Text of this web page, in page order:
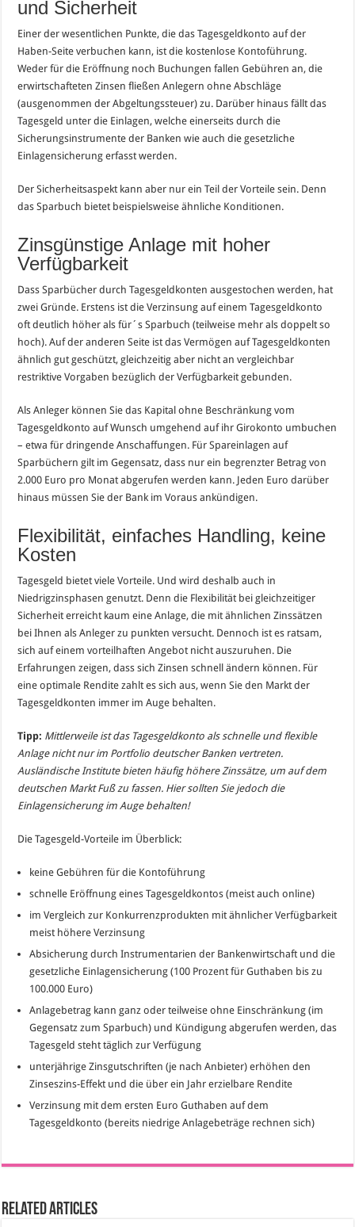
und Sicherheit
Einer der wesentlichen Punkte, die das Tagesgeldkonto auf der
Haben-Seite verbuchen kann, ist die kostenlose Kontoführung.
Weder für die Eröffnung noch Buchungen fallen Gebühren an, die
erwirtschafteten Zinsen fließen Anlegern ohne Abschläge
(ausgenommen der Abgeltungssteuer) zu. Darüber hinaus fällt das
Tagesgeld unter die Einlagen, welche einerseits durch die
Sicherungsinstrumente der Banken wie auch die gesetzliche
Einlagensicherung erfasst werden.
Der Sicherheitsaspekt kann aber nur ein Teil der Vorteile sein. Denn
das Sparbuch bietet beispielsweise ähnliche Konditionen.
Zinsgünstige Anlage mit hoher
Verfügbarkeit
Dass Sparbücher durch Tagesgeldkonten ausgestochen werden, hat
zwei Gründe. Erstens ist die Verzinsung auf einem Tagesgeldkonto
oft deutlich höher als für´s Sparbuch (teilweise mehr als doppelt so
hoch). Auf der anderen Seite ist das Vermögen auf Tagesgeldkonten
ähnlich gut geschützt, gleichzeitig aber nicht an vergleichbar
restriktive Vorgaben bezüglich der Verfügbarkeit gebunden.
Als Anleger können Sie das Kapital ohne Beschränkung vom
Tagesgeldkonto auf Wunsch umgehend auf ihr Girokonto umbuchen
– etwa für dringende Anschaffungen. Für Spareinlagen auf
Sparbüchern gilt im Gegensatz, dass nur ein begrenzter Betrag von
2.000 Euro pro Monat abgerufen werden kann. Jeden Euro darüber
hinaus müssen Sie der Bank im Voraus ankündigen.
Flexibilität, einfaches Handling, keine
Kosten
Tagesgeld bietet viele Vorteile. Und wird deshalb auch in
Niedrigzinsphasen genutzt. Denn die Flexibilität bei gleichzeitiger
Sicherheit erreicht kaum eine Anlage, die mit ähnlichen Zinssätzen
bei Ihnen als Anleger zu punkten versucht. Dennoch ist es ratsam,
sich auf einem vorteilhaften Angebot nicht auszuruhen. Die
Erfahrungen zeigen, dass sich Zinsen schnell ändern können. Für
eine optimale Rendite zahlt es sich aus, wenn Sie den Markt der
Tagesgeldkonten immer im Auge behalten.
Tipp: Mittlerweile ist das Tagesgeldkonto als schnelle und flexible
Anlage nicht nur im Portfolio deutscher Banken vertreten.
Ausländische Institute bieten häufig höhere Zinssätze, um auf dem
deutschen Markt Fuß zu fassen. Hier sollten Sie jedoch die
Einlagensicherung im Auge behalten!
Die Tagesgeld-Vorteile im Überblick:
keine Gebühren für die Kontoführung
schnelle Eröffnung eines Tagesgeldkontos (meist auch online)
im Vergleich zur Konkurrenzprodukten mit ähnlicher Verfügbarkeit
meist höhere Verzinsung
Absicherung durch Instrumentarien der Bankenwirtschaft und die
gesetzliche Einlagensicherung (100 Prozent für Guthaben bis zu
100.000 Euro)
Anlagebetrag kann ganz oder teilweise ohne Einschränkung (im
Gegensatz zum Sparbuch) und Kündigung abgerufen werden, das
Tagesgeld steht täglich zur Verfügung
unterjährige Zinsgutschriften (je nach Anbieter) erhöhen den
Zinseszins-Effekt und die über ein Jahr erzielbare Rendite
Verzinsung mit dem ersten Euro Guthaben auf dem
Tagesgeldkonto (bereits niedrige Anlagebeträge rechnen sich)
Related Articles